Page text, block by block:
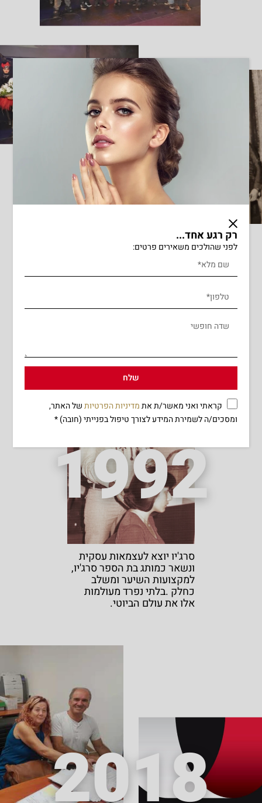
1978
סרג'יו וחיים מחליטים להכשיר
את דור מעצבי השיער בישראל
ויחד פותחים בת ספר לספרות
ברחוב הרצל .‏75 בראשון לציון
נחשק ומכניס, בית הספר
בשנים אלו סרג'יו מוזמן להציג
ועובר השתלמויות בבתי הספר
1992
סרג'יו יוצא לעצמאות עסקית
ונשאר כמותג בת הספר סרג'יו,
למקצועות השיער ומשלב
כחלק .בלתי נפרד מעולמות
אלו את עולם הביוטי.
2018
רק רגע אחד...
לפני שהולכים משאירים פרטים:
שלח
קראתי ואני מאשר/ת אתמדיניות הפרטיותשל האתר,
ומסכים/ה לשמירת המידע לצורך טיפול בפנייתי (חובה) *